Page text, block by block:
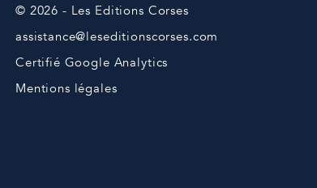
© 2026 - Les Editions Corses
assistance@leseditionscorses.com
Certifié Google Analytics
Mentions légales